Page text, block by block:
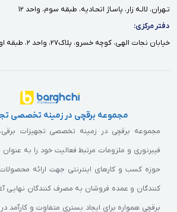
تـهران، لالـه زار، پاسـاژ اتحـاديه، طبقه سوم، واحد ١٢
دفتر مركزى:
خيابان نجات الهى، كوچه خسرو، پلاك٢٧، واحد ٢، طبقه اول
مجموعه برقچی در زمینه تخصصی
مجموعه برقچی در زمینه تخصصی تجهیزات
فیبرنوری و ملزومات مرتبط فعالیت خود را به
حوزه کسب و کارهای اینترنتی جهت ارائه محصولات
کنندگان و عمده فروشان به مصرف کنندگان نهایی
برقچی همواره برای ایجاد بستری متفاوت و کارآمد